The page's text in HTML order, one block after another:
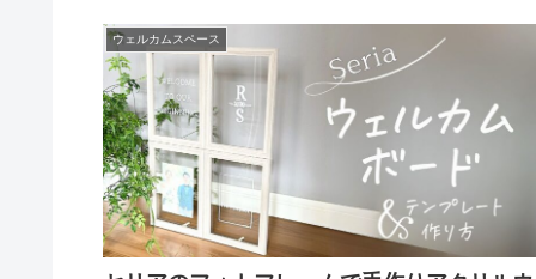
ウェルカムスペース